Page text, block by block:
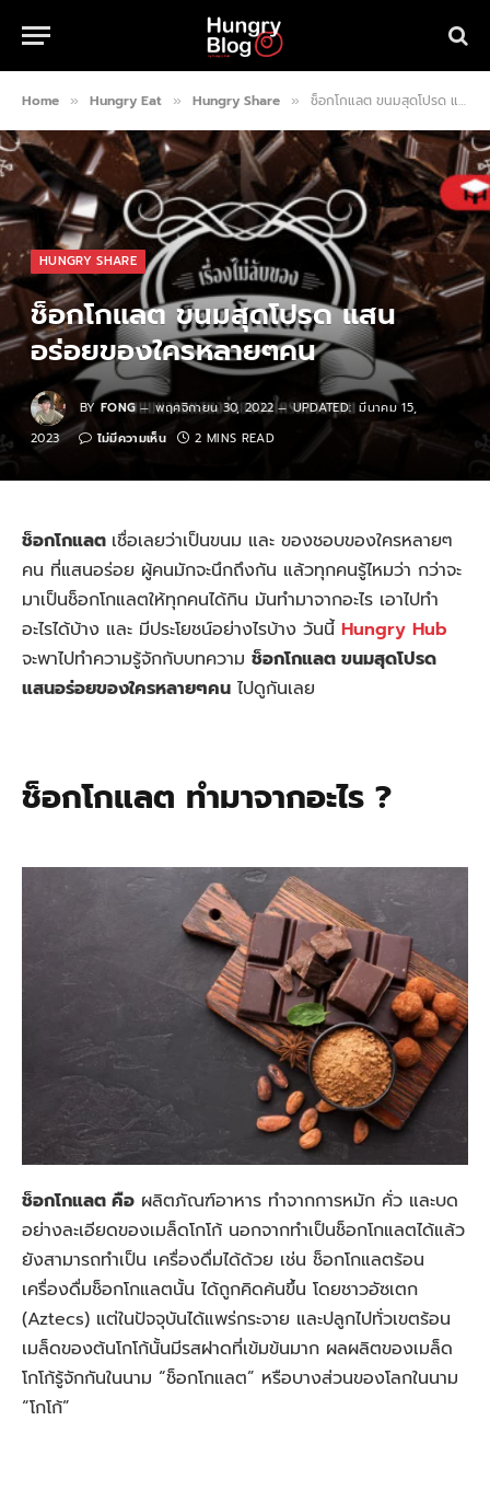
Home » Hungry Eat » Hungry Share » ช็อกโกแลต ขนมสุดโปรด แสนอร่อยของใครหลายๆคน
HUNGRY SHARE
ช็อกโกแลต ขนมสุดโปรด แสน
อร่อยของใครหลายๆคน
BY FONG พฤศจิกายน 30, 2022 UPDATED: มีนาคม 15,
2023
ไม่มีความเห็น 2 MINS READ
ช็อกโกแลต เชื่อเลยว่าเป็นขนม และ ของชอบของใครหลายๆ
คน ที่แสนอร่อย ผู้คนมักจะนึกถึงกัน แล้วทุกคนรู้ไหมว่า กว่าจะ
มาเป็นช็อกโกแลตให้ทุกคนได้กิน มันทำมาจากอะไร เอาไปทำ
อะไรได้บ้าง และ มีประโยชน์อย่างไรบ้าง วันนี้ Hungry Hub
จะพาไปทำความรู้จักกับบทความ ช็อกโกแลต ขนมสุดโปรด
แสนอร่อยของใครหลายๆคน ไปดูกันเลย
ช็อกโกแลต ทำมาจากอะไร ?
ช็อกโกแลต คือ ผลิตภัณฑ์อาหาร ทำจากการหมัก คั่ว และบด
อย่างละเอียดของเมล็ดโกโก้ นอกจากทำเป็นช็อกโกแลตได้แล้ว
ยังสามารถทำเป็น เครื่องดื่มได้ด้วย เช่น ช็อกโกแลตร้อน
เครื่องดื่มช็อกโกแลตนั้น ได้ถูกคิดค้นขึ้น โดยชาวอัซเตก
(Aztecs) แต่ในปัจจุบันได้แพร่กระจาย และปลูกไปทั่วเขตร้อน
เมล็ดของต้นโกโก้นั้นมีรสฝาดที่เข้มข้นมาก ผลผลิตของเมล็ด
โกโก้รู้จักกันในนาม “ช็อกโกแลต” หรือบางส่วนของโลกในนาม
“โกโก้”